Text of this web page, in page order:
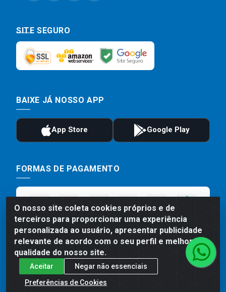
O nosso site coleta cookies próprios e de
terceiros para proporcionar uma experiência
personalizada ao usuário, apresentar publicidade
relevante de acordo com o seu perfil e melhorar a
qualidade do nosso site.
Aceitar
Negar não essenciais
Preferências de Cookies
SITE SEGURO
BAIXE JÁ NOSSO APP
FORMAS DE PAGAMENTO
Preços, promoções, condições de pagamento e frete são válidos
para compras realizadas exclusivamente pelo site. Caso haja